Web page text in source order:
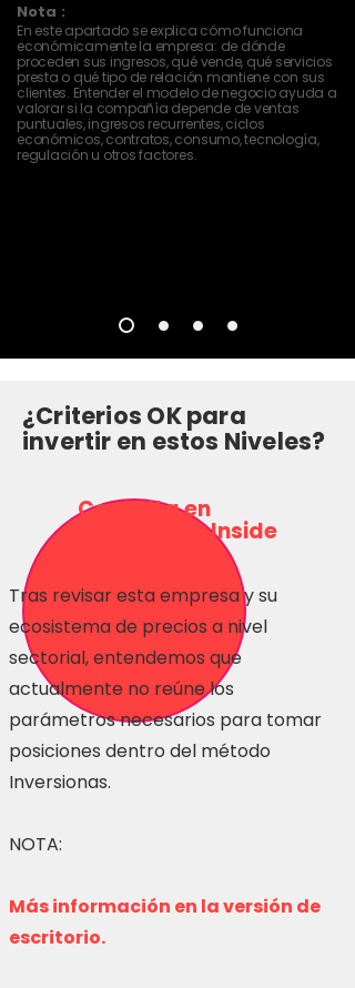
Nota :
En este apartado se explica cómo funciona
económicamente la empresa: de dónde
proceden sus ingresos, qué vende, qué servicios
presta o qué tipo de relación mantiene con sus
clientes. Entender el modelo de negocio ayuda a
valorar si la compañía depende de ventas
puntuales, ingresos recurrentes, ciclos
económicos, contratos, consumo, tecnología,
regulación u otros factores.
¿Criterios OK para
invertir en estos Niveles?
Consulta en
Inversionas Inside
Tras revisar esta empresa y su
ecosistema de precios a nivel
sectorial, entendemos que
actualmente no reúne los
parámetros necesarios para tomar
posiciones dentro del método
Inversionas.
NOTA:
Más información en la versión de
escritorio.